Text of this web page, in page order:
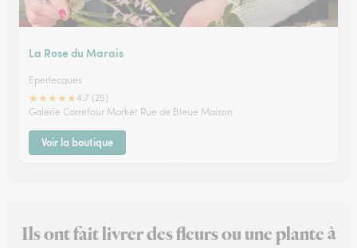
La Rose du Marais
Eperlecques
★★★★★4.7 (25)
Galerie Carrefour Market Rue de Bleue Maison
Voir la boutique
Ils ont fait livrer des fleurs ou une plante à